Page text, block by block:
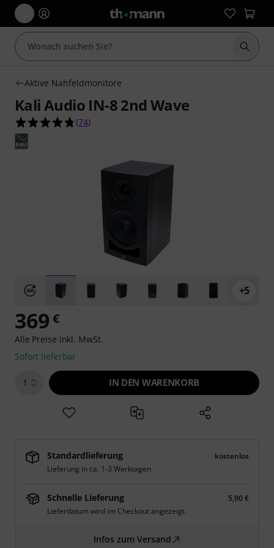
Suche
Aktive Nahfeldmonitore
Kali Audio IN-8 2nd Wave
4.7 von 5 Sternen aus 74 Kundenbewertungen
(74)
+5
369 €
Alle Preise inkl. MwSt.
Sofort lieferbar
1 IN DEN WARENKORB
Standardlieferung
kostenlos
Lieferung in ca. 1-3 Werktagen
Schnelle Lieferung
5,90 €
Lieferdatum wird im Checkout angezeigt.
Infos zum Versand